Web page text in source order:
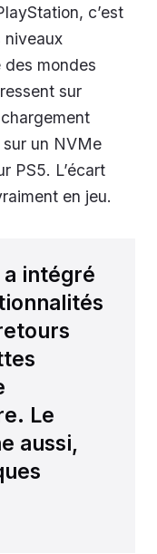
c’est
niveaux
mondes
sur
un NVMe
PS5. L’écart
en jeu.
a intégré
Le
aussi,